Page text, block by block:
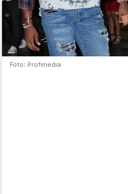
Foto: Profimedia